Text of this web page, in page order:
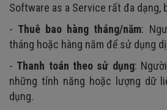
Software as a Service rất đa dạng,
- Thuê bao hàng tháng/năm:
tháng hoặc hàng năm để sử dụng
- Thanh toán theo sử dụng:
những tính năng hoặc lượng dữ
dụng.